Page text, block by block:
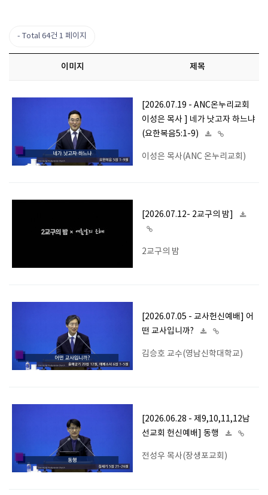
Total 64건 1 페이지
이미지 제목
[2026.07.19 - ANC온누리교회
이성은 목사 ] 네가 낫고자 하느냐
(요한복음5:1-9)
이성은 목사(ANC 온누리교회)
[2026.07.12- 2교구의 밤]
2교구의 밤
[2026.07.05 - 교사헌신예배] 어
떤 교사입니까?
김승호 교수(영남신학대학교)
[2026.06.28 - 제9,10,11,12남
선교회 헌신예배] 동행
전성우 목사(장생포교회)